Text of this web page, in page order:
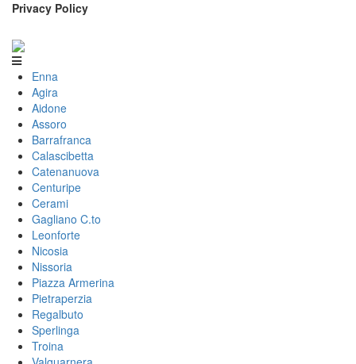
Privacy Policy
Enna
Agira
Aidone
Assoro
Barrafranca
Calascibetta
Catenanuova
Centuripe
Cerami
Gagliano C.to
Leonforte
Nicosia
Nissoria
Piazza Armerina
Pietraperzia
Regalbuto
Sperlinga
Troina